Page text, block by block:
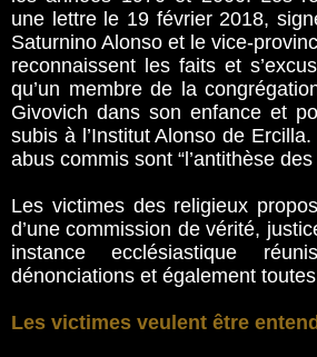
une lettre le 19 février 2018,
Saturnino Alonso et le vice-
reconnaissent les faits et
qu’un membre de la
Givovich dans son enfance et
subis à l’Institut Alonso de
abus commis sont “l’antithèse
Les victimes des religieux
d’une commission de vérité,
instance ecclésiastique
dénonciations et également
Les victimes veulent être